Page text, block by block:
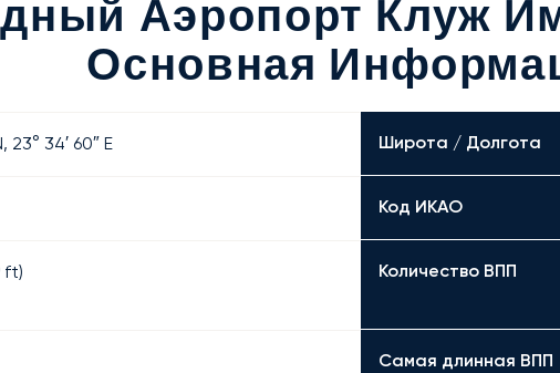
Аэропорт Клуж
Основная
23° 34′ 60″ E Широта / Долгота
Код ИКАО
ft) Количество ВПП
Самая длинная ВПП